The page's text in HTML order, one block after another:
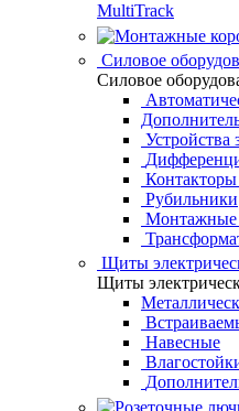
MultiTrack
Силовое
Силовое
Контакторы
Рубильники
Монтажные
Щиты
Щиты
Навесные